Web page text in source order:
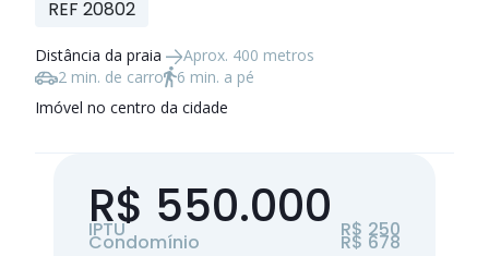
REF 20802
Distância da praia
Aprox. 400 metros
2 min. de carro
6 min. a pé
Imóvel no centro da cidade
R$ 550.000
IPTU R$ 250
Condomínio R$ 678